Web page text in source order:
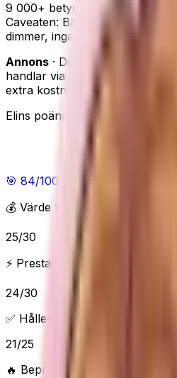
9 000+ betyg — Sveriges
Caveaten: Basmodellen: en
dimmer, inga färgtemperaturer
Annons · Den här sidan
handlar via våra länkar kan vi
extra kostnad för dig.
Elins poäng
Elins poäng
🎯 84/100
💰 Värde för pengarna
25/30
⚡ Prestanda & funktioner
24/30
✅ Håller vad det lovar
21/25
🔥 Beprövad/populär